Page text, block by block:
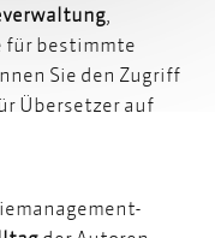
,
für bestimmte
Sie den Zugriff
Übersetzer auf